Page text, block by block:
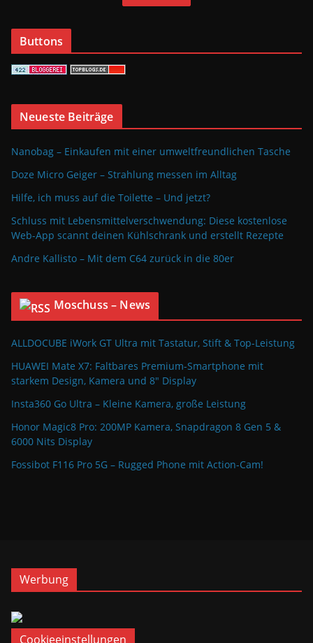
Buttons
Neueste Beiträge
Nanobag – Einkaufen mit einer umweltfreundlichen Tasche
Doze Micro Geiger – Strahlung messen im Alltag
Hilfe, ich muss auf die Toilette – Und jetzt?
Schluss mit Lebensmittelverschwendung: Diese kostenlose
Web-App scannt deinen Kühlschrank und erstellt Rezepte
Andre Kallisto – Mit dem C64 zurück in die 80er
Moschuss – News
ALLDOCUBE iWork GT Ultra mit Tastatur, Stift & Top-Leistung
HUAWEI Mate X7: Faltbares Premium-Smartphone mit
starkem Design, Kamera und 8″ Display
Insta360 Go Ultra – Kleine Kamera, große Leistung
Honor Magic8 Pro: 200MP Kamera, Snapdragon 8 Gen 5 &
6000 Nits Display
Fossibot F116 Pro 5G – Rugged Phone mit Action-Cam!
Werbung
Cookieeinstellungen